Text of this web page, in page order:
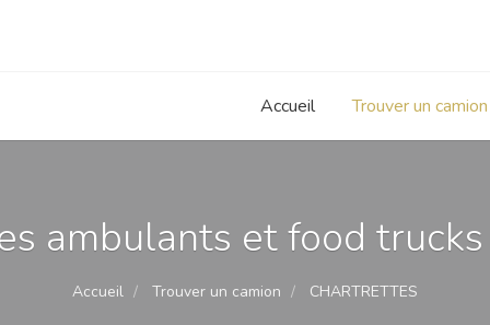
Accueil Trouver un camion
ambulants et food
Accueil Trouver un camion CHARTRETTES